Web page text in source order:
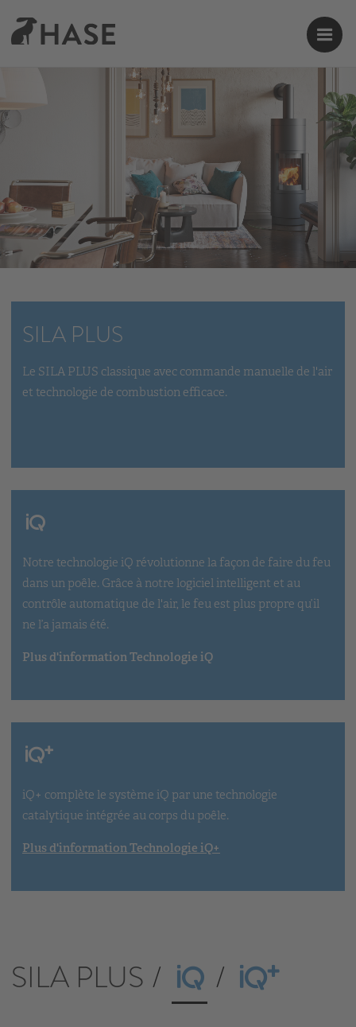
SILA PLUS
Le SILA PLUS classique avec commande manuelle de l'air
et technologie de combustion efficace.
Notre technologie iQ révolutionne la façon de faire du feu
dans un poêle. Grâce à notre logiciel intelligent et au
contrôle automatique de l'air, le feu est plus propre qu’il
ne l’a jamais été.
Plus d'information Technologie iQ
iQ+ complète le système iQ par une technologie
catalytique intégrée au corps du poêle.
Plus d'information Technologie iQ+
SILA PLUS